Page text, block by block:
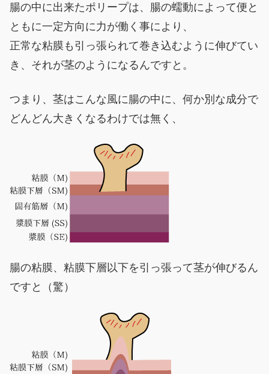
腸の中に出来たポリープは、腸の蠕動によって便と
ともに一定方向に力が働く事により、
正常な粘膜も引っ張られて巻き込むように伸びてい
き、それが茎のようになるんですと。
つまり、茎はこんな風に腸の中に、何か別な成分で
どんどん大きくなるわけでは無く、
腸の粘膜、粘膜下層以下を引っ張って茎が伸びるん
ですと（驚）